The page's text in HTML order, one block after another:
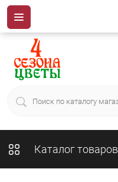
Каталог товаров